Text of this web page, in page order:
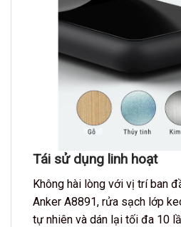
Tái sử dụng linh hoạt
Không hài lòng với vị trí ban
Anker A8891, rửa sạch lớp
tự nhiên và dán lại tối đa 10